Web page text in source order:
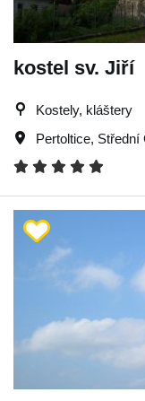
kostel sv. Jiří
Kostely, kláštery
Pertoltice, Střední